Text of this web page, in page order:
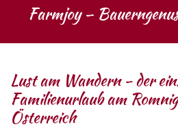
Farmjoy –
Lust am Wandern - der
Familienurlaub am
Österreich